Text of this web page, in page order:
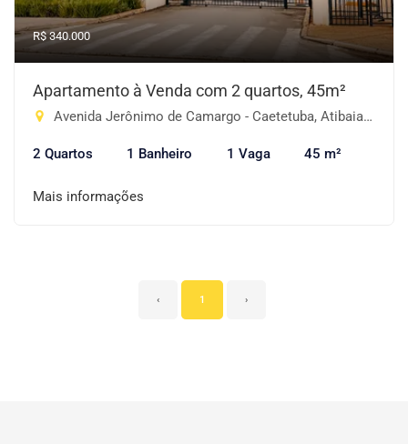
R$ 340.000
Apartamento à Venda com 2 quartos, 45m²
Avenida Jerônimo de Camargo - Caetetuba, Atibaia-SP
2 Quartos 1 Banheiro 1 Vaga 45 m²
Mais informações
‹ 1 ›